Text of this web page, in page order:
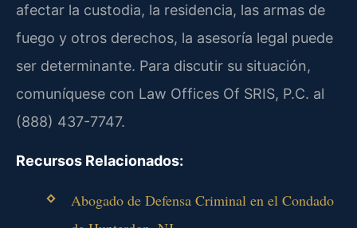
afectar la custodia, la residencia, las armas de
fuego y otros derechos, la asesoría legal puede
ser determinante. Para discutir su situación,
comuníquese con Law Offices Of SRIS, P.C. al
(888) 437-7747.
Recursos Relacionados:
Abogado de Defensa Criminal en el Condado